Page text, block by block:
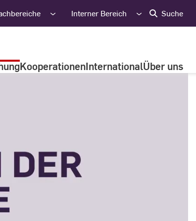
Interner Bereich Suche
KooperationenInternationalÜber uns